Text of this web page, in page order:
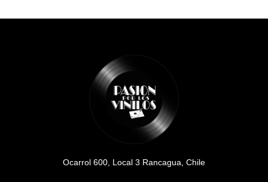
Ocarrol 600, Local 3 Rancagua, Chile